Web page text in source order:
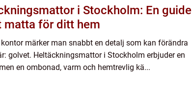
i Stockholm: En guide
matta för ditt hem
märker man snabbt en detalj som kan förändra
golvet. Heltäckningsmattor i Stockholm erbjuder en
en ombonad, varm och hemtrevlig kä...